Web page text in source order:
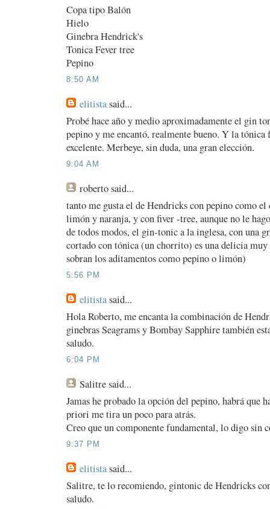
Copa tipo Balón
Hielo
Ginebra Hendrick's
Tonica Fever tree
Pepino
8:50 AM
elitistasaid...
Probé hace año y medio aproximadamente el gin
pepino y me encantó, realmente bueno. Y la tónica
excelente. Merbeye, sin duda, una gran elección.
9:04 AM
robertosaid...
tanto me gusta el de Hendricks con pepino como el
limón y naranja, y con fiver -tree, aunque no le
de todos modos, el gin-tonic a la inglesa, con una
cortado con tónica (un chorrito) es una delicia
sobran los aditamentos como pepino o limón)
5:56 PM
elitistasaid...
Hola Roberto, me encanta la combinación de
ginebras Seagrams y Bombay Sapphire también
saludo.
6:04 PM
Salitresaid...
Jamas he probado la opción del pepino, habrá que
priori me tira un poco para atrás.
Creo que un componente fundamental, lo digo sin
9:37 PM
elitistasaid...
Salitre, te lo recomiendo, gintonic de Hendricks
saludo.